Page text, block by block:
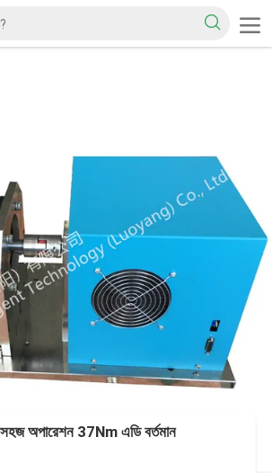
অপারেশন 37Nm এডি বর্তমান